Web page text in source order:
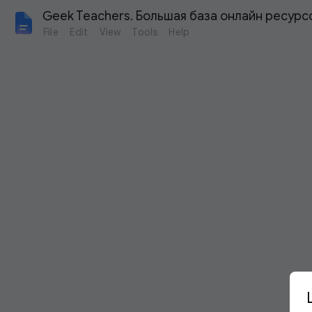
Geek Teachers. Большая база онлайн
File Edit View Tools Help